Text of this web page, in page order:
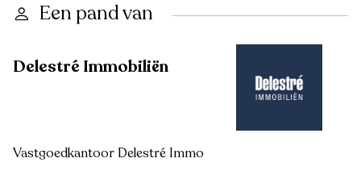
Een pand van
Delestré Immobiliën
Vastgoedkantoor Delestré Immo